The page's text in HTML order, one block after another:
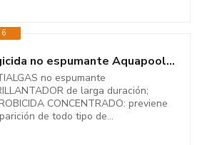
Algicida no espumante Aquapool de Larga duración (5 litros) - Efecto...
no espumante
de larga duración;
CONCENTRADO: previene
de todo tipo de...